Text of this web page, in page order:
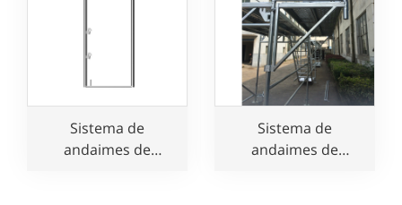
Sistema de
andaimes de
Sistema de
andaimes de